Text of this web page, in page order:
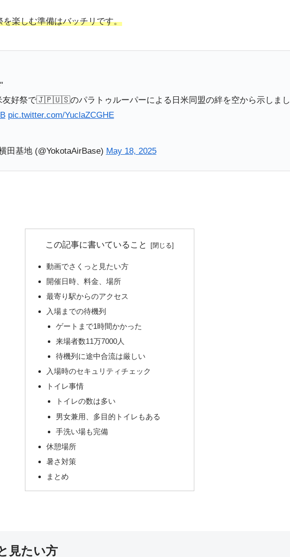
楽しむ準備はバッチリです。
友好祭で🇯🇵🇺🇸のパラトゥルーパーによる日米同盟の絆を空から示しまし
pic.twitter.com/YuclaZCGHE
田基地 (@YokotaAirBase) May 18, 2025
この記事に書いていること
動画でさくっと見たい方
開催日時、料金、場所
最寄り駅からのアクセス
入場までの待機列
ゲートまで1時間かかった
来場者数11万7000人
待機列に途中合流は厳しい
入場時のセキュリティチェック
トイレ事情
トイレの数は多い
男女兼用、多目的トイレもある
手洗い場も完備
休憩場所
暑さ対策
まとめ
見たい方